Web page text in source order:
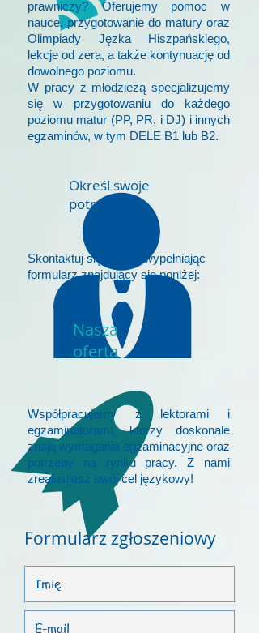
prawniczy? Oferujemy pomoc w
nauce, przygotowanie do matury oraz
Olimpiady Jęzka Hiszpańskiego,
lekcje od zera, a także kontynuację od
dowolnego poziomu.
W pracy z młodzieżą specjalizujemy
się w przygotowaniu do każdego
poziomu matur (PP, PR, i DJ) i innych
egzaminów, w tym DELE B1 lub B2.
Określ swoje
potrzeby
Skontaktuj się z nami wypełniając
formularz znajdujący się poniżej:
Nasza
oferta
Współpracujemy z lektorami i
egzaminatorami, którzy doskonale
znają wymagania egzaminacyjne oraz
potrzeby na rynku pracy. Z nami
zrealizujesz swój cel językowy!
Formularz zgłoszeniowy